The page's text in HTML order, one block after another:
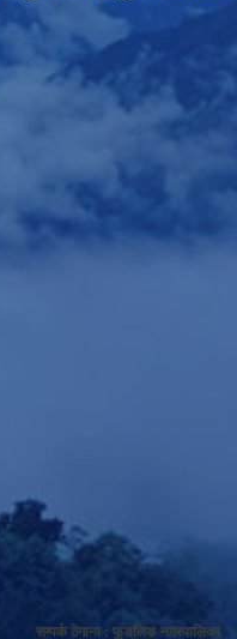
सम्पर्क ठेगाना : फुङलिङ नगरपालिका